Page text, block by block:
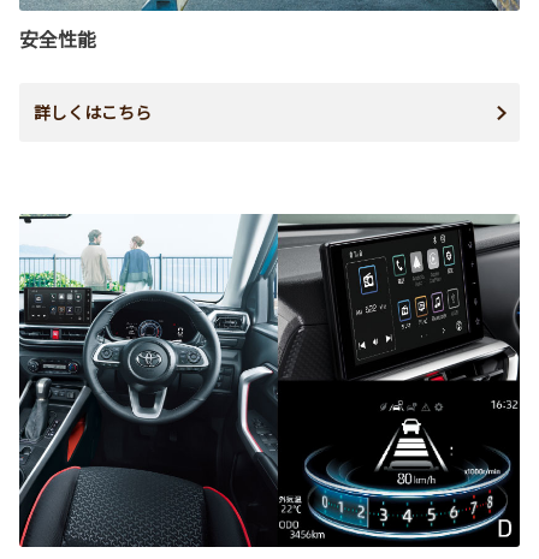
安全性能
詳しくはこちら